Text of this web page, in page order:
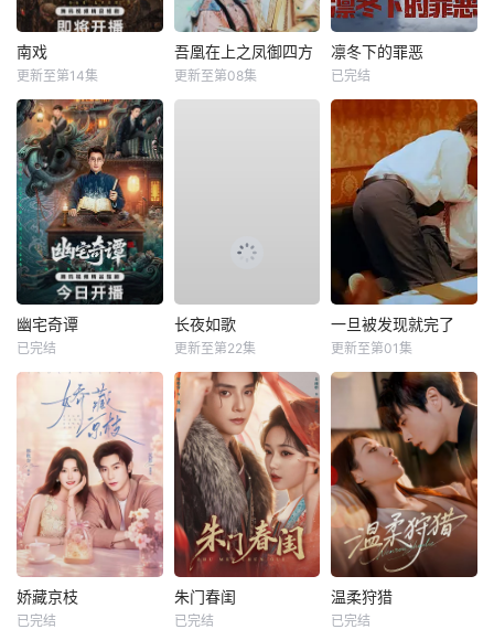
南戏
更新至第14集
吾凰在上之凤御四方
更新至第08集
凛冬下的罪恶
已完结
幽宅奇谭
已完结
长夜如歌
更新至第22集
一旦被发现就完了
更新至第01集
娇藏京枝
已完结
朱门春闺
已完结
温柔狩猎
已完结